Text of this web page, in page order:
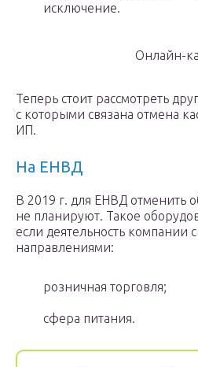
исключение.
Онлайн-
Теперь стоит рассмотреть
с которыми связана отмена
ИП.
На ЕНВД
В 2019 г. для ЕНВД отменить
не планируют. Такое
если деятельность компании
направлениями:
розничная торговля;
сфера питания.